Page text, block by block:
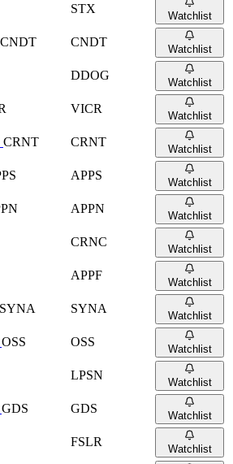
STX
Watchlist
CNDT CNDT
Watchlist
DDOG
Watchlist
VICR
Watchlist
CRNT CRNT
Watchlist
APPS
Watchlist
APPN
Watchlist
CRNC
Watchlist
APPF
Watchlist
SYNA SYNA
Watchlist
OSS OSS
Watchlist
LPSN
Watchlist
GDS GDS
Watchlist
FSLR
Watchlist